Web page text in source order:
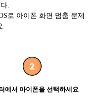
.
로 아이폰 화면 멈춤 문제
에서 아이폰을 선택하세요